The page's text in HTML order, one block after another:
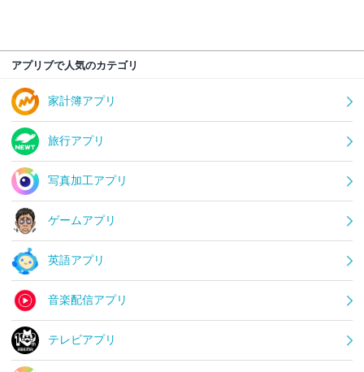
アプリブで人気のカテゴリ
家計簿アプリ
旅行アプリ
写真加工アプリ
ゲームアプリ
英語アプリ
音楽配信アプリ
テレビアプリ